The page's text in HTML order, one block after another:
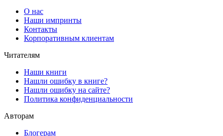
О нас
Наши импринты
Контакты
Корпоративным клиентам
Читателям
Наши книги
Нашли ошибку в книге?
Нашли ошибку на сайте?
Политика конфиденциальности
Авторам
Блогерам